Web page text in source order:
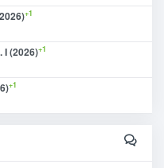
+1
I (2026)+1
+1